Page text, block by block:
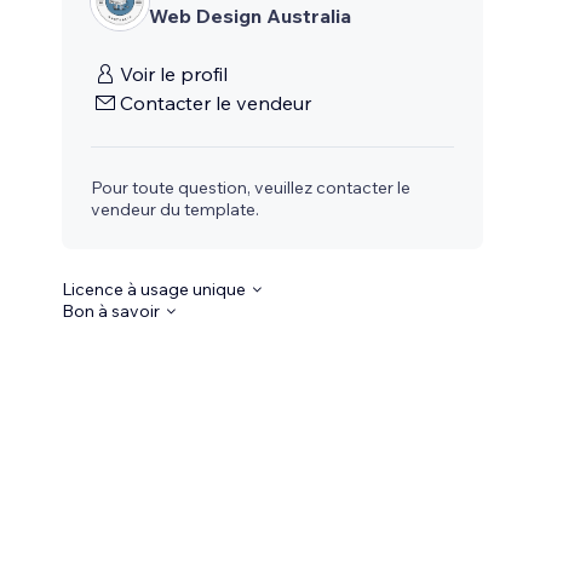
Web Design Australia
Voir le profil
Contacter le vendeur
Pour toute question, veuillez contacter le
vendeur du template.
Licence à usage unique
Bon à savoir